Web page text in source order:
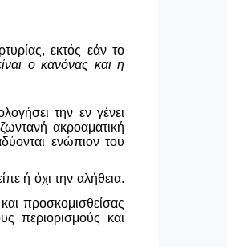
εκτός εάν το
ο κανόνας και η
την εν γένει
ακροαματική
ενώπιον του
ή όχι την αλήθεια.
προσκομισθείσας
περιορισμούς και